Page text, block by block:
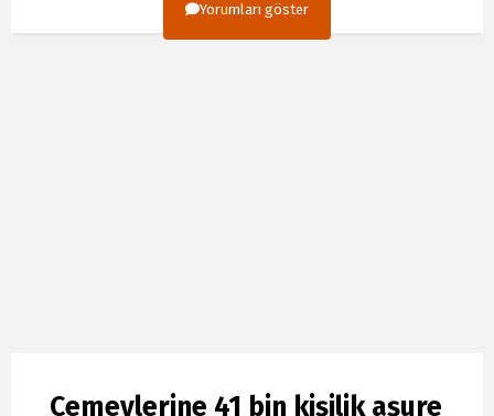
Yorumları göster
Cemevlerine 41 bin kişilik aşure